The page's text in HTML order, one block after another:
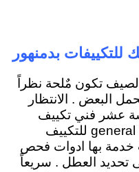
للتكييفات بدمنهور
تكون مٌلحة نظراً
البعض . الانتظار
عشر فني تكييف
متخصص بمركز صيانة general electric للتكييف
خدمة بها ادوات فحص
تحديد العطل . سريعاً